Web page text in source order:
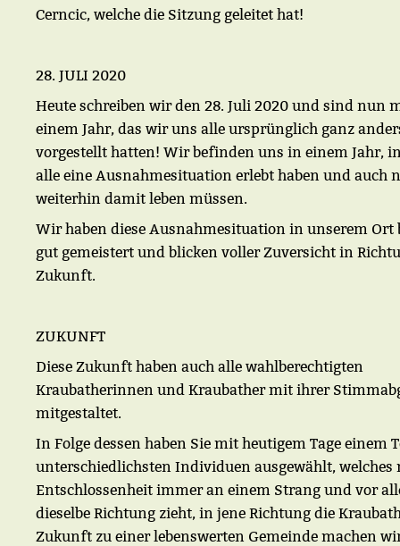
Cerncic, welche die Sitzung geleitet hat!
28. JULI 2020
Heute schreiben wir den 28. Juli 2020 und sind nun
einem Jahr, das wir uns alle ursprünglich ganz
vorgestellt hatten! Wir befinden uns in einem Jahr,
alle eine Ausnahmesituation erlebt haben und auch
weiterhin damit leben müssen.
Wir haben diese Ausnahmesituation in unserem Ort
gut gemeistert und blicken voller Zuversicht in
Zukunft.
ZUKUNFT
Diese Zukunft haben auch alle wahlberechtigten
Kraubatherinnen und Kraubather mit ihrer
mitgestaltet.
In Folge dessen haben Sie mit heutigem Tage einem
unterschiedlichsten Individuen ausgewählt, welches
Entschlossenheit immer an einem Strang und vor
dieselbe Richtung zieht, in jene Richtung die
Zukunft zu einer lebenswerten Gemeinde machen